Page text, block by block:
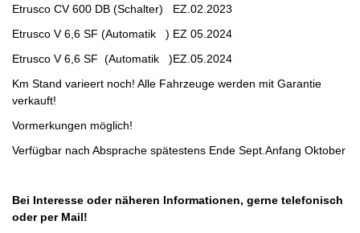
Etrusco CV 600 DB (Schalter) EZ.02.2023
Etrusco V 6,6 SF (Automatik ) EZ 05.2024
Etrusco V 6,6 SF (Automatik )EZ.05.2024
Km Stand varieert noch! Alle Fahrzeuge werden mit Garantie
verkauft!
Vormerkungen möglich!
Verfügbar nach Absprache spätestens Ende Sept.Anfang Oktober
Bei Interesse oder näheren Informationen, gerne telefonisch
oder per Mail!